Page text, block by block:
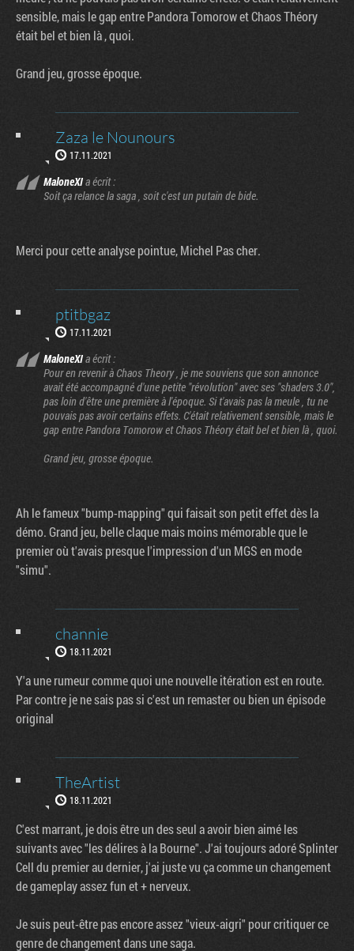
sensible, mais le gap entre Pandora Tomorow et Chaos Théory
était bel et bien là , quoi.
Grand jeu, grosse époque.
Zaza le Nounours
17.11.2021
MaloneXIa écrit :
Soit ça relance la saga , soit c'est un putain de bide.
Merci pour cette analyse pointue, Michel Pas cher.
ptitbgaz
17.11.2021
MaloneXIa écrit :
Pour en revenir à Chaos Theory , je me souviens que son annonce
avait été accompagné d'une petite "révolution" avec ses "shaders 3.0",
pas loin d'être une première à l'époque. Si t'avais pas la meule , tu ne
pouvais pas avoir certains effets. C'était relativement sensible, mais le
gap entre Pandora Tomorow et Chaos Théory était bel et bien là , quoi.
Grand jeu, grosse époque.
Ah le fameux "bump-mapping" qui faisait son petit effet dès la
démo. Grand jeu, belle claque mais moins mémorable que le
premier où t'avais presque l'impression d'un MGS en mode
"simu".
channie
18.11.2021
Y'a une rumeur comme quoi une nouvelle itération est en route.
Par contre je ne sais pas si c'est un remaster ou bien un épisode
original
TheArtist
18.11.2021
C'est marrant, je dois être un des seul a avoir bien aimé les
suivants avec "les délires à la Bourne". J'ai toujours adoré Splinter
Cell du premier au dernier, j'ai juste vu ça comme un changement
de gameplay assez fun et + nerveux.
Je suis peut-être pas encore assez "vieux-aigri" pour critiquer ce
genre de changement dans une saga.